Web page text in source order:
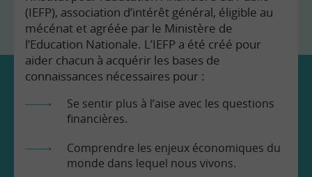
(IEFP), association d’intérêt général, éligible au
mécénat et agréée par le Ministère de
l’Education Nationale. L’IEFP a été créé pour
aider chacun à acquérir les bases de
connaissances nécessaires pour :
Se sentir plus à l’aise avec les questions
financières.
Comprendre les enjeux économiques du
monde dans lequel nous vivons.